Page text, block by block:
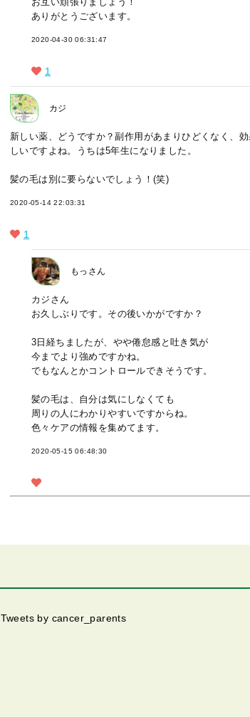
ありがとうございます。
2020-04-30 06:31:47
1
カジ
新しい薬、どうですか？副作用があまりひどくなく、
しいですよね。うちは5年生になりました。
髪の毛は別に要らないでしょう！(笑)
2020-05-14 22:03:31
1
もっさん
カジさん
お久しぶりです。その後いかがですか？
3日経ちましたが、やや倦怠感と吐き気が
今までより強めですかね。
でもなんとかコントロールできそうです。
髪の毛は、自分は気にしなくても
周りの人にわかりやすいですからね。
色々ケアの情報を集めてます。
2020-05-15 06:48:30
Tweets by cancer_parents